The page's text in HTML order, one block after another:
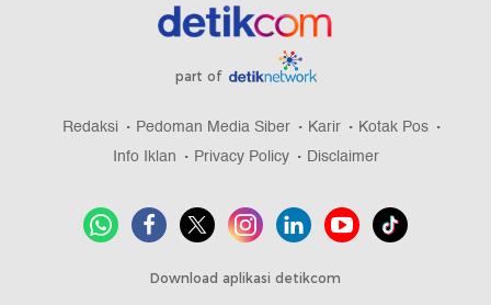
part of
Redaksi Pedoman Media Siber Karir
Kotak Pos
Info Iklan
Privacy Policy Disclaimer
Download aplikasi detikcom